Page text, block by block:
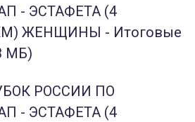
- ЭСТАФЕТА (4
ЖЕНЩИНЫ - Итоговые
МБ)
РОССИИ ПО
- ЭСТАФЕТА (4